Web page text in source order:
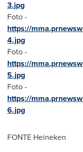
3.jpg
Foto -
https://
4.jpg
Foto -
https://
5.jpg
Foto -
https://
6.jpg
FONTE Heineken